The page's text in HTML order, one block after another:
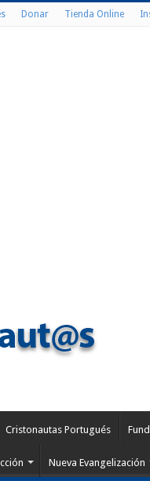
Donar Tienda Online
Cristonautas Portugués
Nueva Evangelización